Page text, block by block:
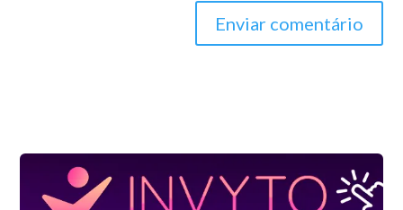
Enviar comentário